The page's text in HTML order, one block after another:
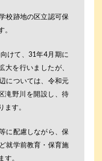
校跡地の区立認可保
。
けて、31年4月期に
大を行いましたが、
については、令和元
滝野川を開設し、待
ます。
に配慮しながら、保
就学前教育・保育施
す。